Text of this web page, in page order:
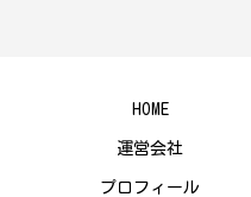
HOME
運営会社
プロフィール